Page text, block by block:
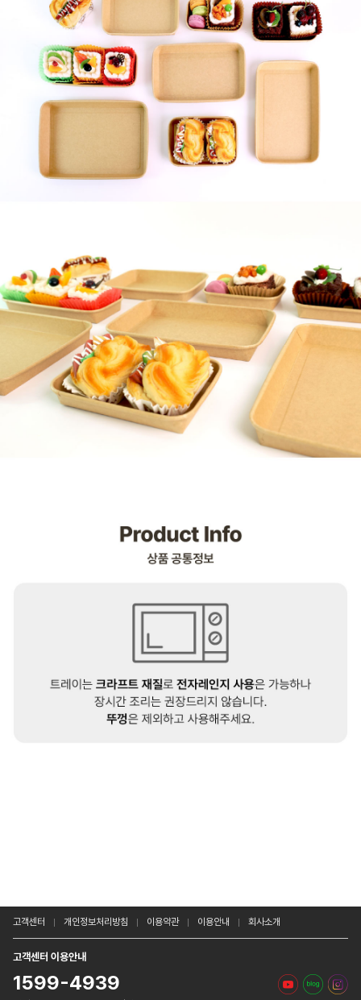
고객센터 개인정보처리방침 이용약관 이용안내 회사소개
고객센터 이용안내
1599-4939